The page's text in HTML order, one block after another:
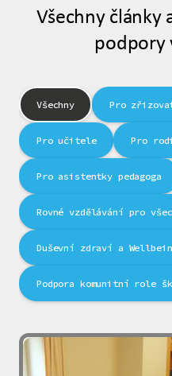
Všechny
podpory
Všechny Pro
Pro učitele Pro
Pro asistentky pedagoga
Rovné vzdělávání pro
Duševní zdraví a
Podpora komunitní role